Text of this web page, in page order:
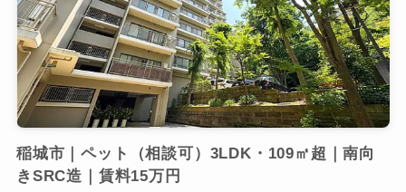
稲城市｜ペット（相談可）3LDK・109㎡超｜南向
きSRC造｜賃料15万円